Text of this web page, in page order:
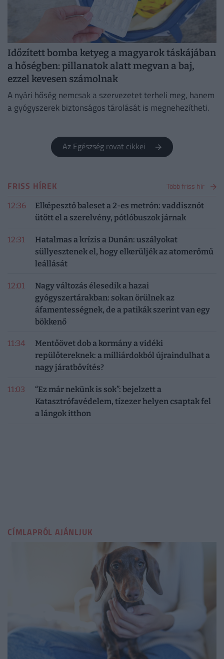
Időzített bomba ketyeg a magyarok táskájában
a hőségben: pillanatok alatt megvan a baj,
ezzel kevesen számolnak
A nyári hőség nemcsak a szervezetet terheli meg, hanem
a gyógyszerek biztonságos tárolását is megnehezítheti.
Az Egészség rovat cikkei
FRISS HÍREK Több friss hír
12:36
Elképesztő baleset a 2-es metrón: vaddisznót
ütött el a szerelvény, pótlóbuszok járnak
12:31
Hatalmas a krízis a Dunán: uszályokat
süllyesztenek el, hogy elkerüljék az atomerőmű
leállását
12:01
Nagy változás élesedik a hazai
gyógyszertárakban: sokan örülnek az
áfamentességnek, de a patikák szerint van egy
bökkenő
11:34
Mentőövet dob a kormány a vidéki
repülőtereknek: a milliárdokból újraindulhat a
nagy járatbővítés?
11:03
“Ez már nekünk is sok”: bejelzett a
Katasztrófavédelem, tízezer helyen csaptak fel
a lángok itthon
CÍMLAPRÓL AJÁNLJUK